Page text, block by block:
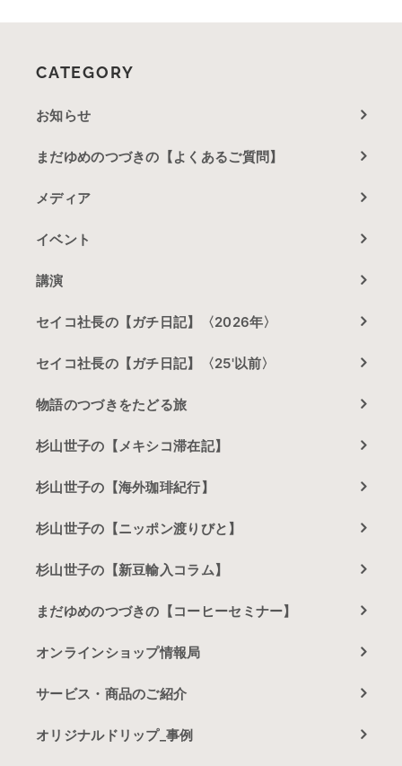
CATEGORY
お知らせ
まだゆめのつづきの【よくあるご質問】
メディア
イベント
講演
セイコ社長の【ガチ日記】〈2026年〉
セイコ社長の【ガチ日記】〈25'以前〉
物語のつづきをたどる旅
杉山世子の【メキシコ滞在記】
杉山世子の【海外珈琲紀行】
杉山世子の【ニッポン渡りびと】
杉山世子の【新豆輸入コラム】
まだゆめのつづきの【コーヒーセミナー】
オンラインショップ情報局
サービス・商品のご紹介
オリジナルドリップ_事例